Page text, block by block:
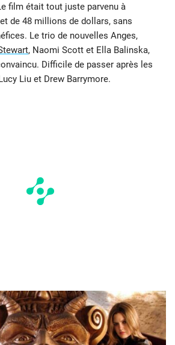
film était tout juste parvenu à
de 48 millions de dollars, sans
Le trio de nouvelles Anges,
, Naomi Scott et Ella Balinska,
Difficile de passer après les
Liu et Drew Barrymore.